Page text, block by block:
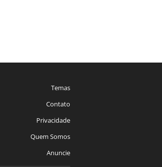
Temas
Contato
Privacidade
Quem Somos
Anuncie